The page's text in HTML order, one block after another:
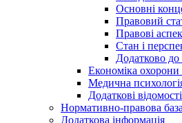
Основні
Правовий
Правові
Стан і
Додатково
Економіка охорони
Медична
Додаткові відомості
Нормативно-правова база
Додаткова інформація